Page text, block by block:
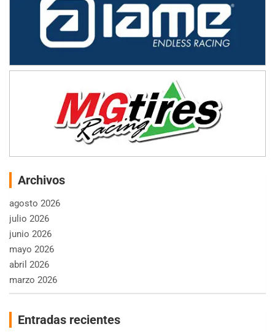
Archivos
agosto 2026
julio 2026
junio 2026
mayo 2026
abril 2026
marzo 2026
Entradas recientes